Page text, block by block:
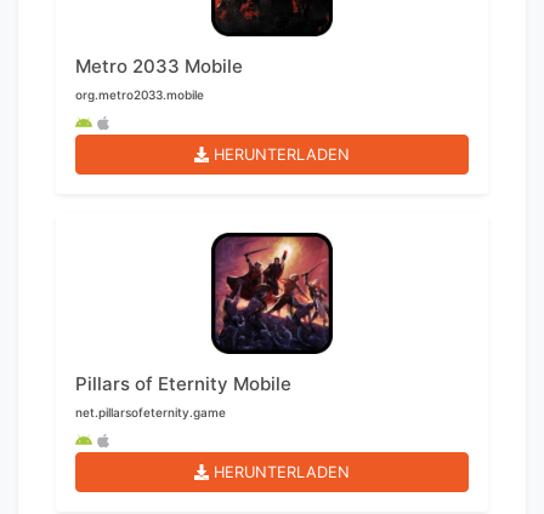
Metro 2033 Mobile
org.metro2033.mobile
HERUNTERLADEN
Pillars of Eternity Mobile
net.pillarsofeternity.game
HERUNTERLADEN